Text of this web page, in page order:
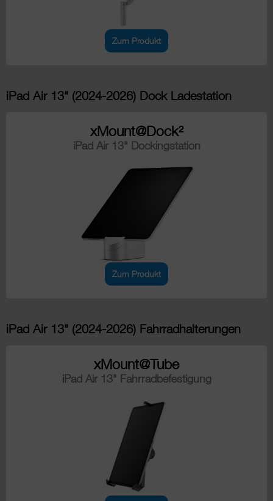
Zum Produkt
iPad Air 13" (2024-2026) Dock Ladestation
xMount@Dock²
iPad Air 13" Dockingstation
Zum Produkt
iPad Air 13" (2024-2026) Fahrradhalterungen
xMount@Tube
iPad Air 13" Fahrradbefestigung